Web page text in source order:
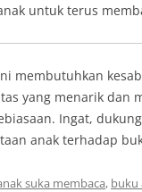
untuk terus
membutuhkan
yang menarik dan
Ingat,
anak terhadap
suka membaca, buku